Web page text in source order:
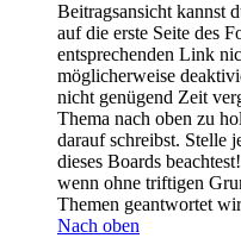
Beitragsansicht kannst
auf die erste Seite des
entsprechenden Link
möglicherweise
nicht genügend Zeit
Thema nach oben zu
darauf schreibst. Stelle
dieses Boards
wenn ohne triftigen
Themen geantwortet
Nach oben